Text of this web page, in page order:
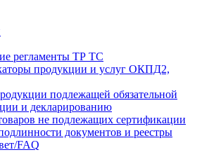
регламенты ТР ТС
продукции и услуг ОКПД2,
подлежащей обязательной
и декларированию
не подлежащих сертификации
документов и реестры
FAQ